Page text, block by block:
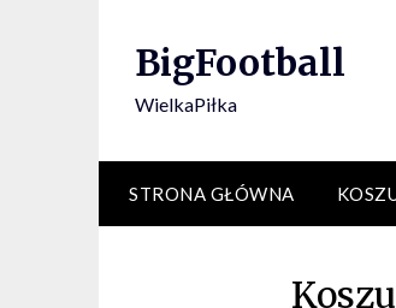
BigFootball
WielkaPiłka
STRONA GŁÓWNA